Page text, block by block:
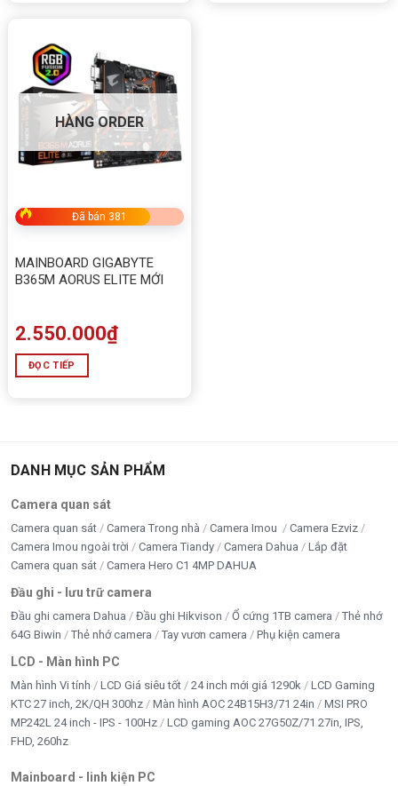
HÀNG ORDER
Đã bán 381
MAINBOARD GIGABYTE
B365M AORUS ELITE MỚI
2.550.000₫
ĐỌC TIẾP
DANH MỤC SẢN PHẨM
Camera quan sát
Camera quan sát Camera Trong nhà Camera Imou
Camera Ezviz
Camera Imou ngoài trời
Camera Tiandy Camera Dahua
Lắp đặt
Camera quan sát
Camera Hero C1 4MP DAHUA
Đầu ghi - lưu trữ camera
Đầu ghi camera Dahua Đầu ghi Hikvison Ổ cứng 1TB camera
Thẻ nhớ
64G Biwin
Thẻ nhớ camera Tay vươn camera Phụ kiện camera
LCD - Màn hình PC
Màn hình Vi tính LCD Giá siêu tốt 24 inch mới giá 1290k
LCD Gaming
KTC 27 inch, 2K/QH 300hz
Màn hình AOC 24B15H3/71 24in
MSI PRO
MP242L 24 inch - IPS - 100Hz
LCD gaming AOC 27G50Z/71 27in, IPS,
FHD, 260hz
Mainboard - linh kiện PC